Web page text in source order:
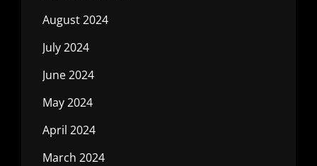
August 2024
July 2024
June 2024
May 2024
April 2024
March 2024